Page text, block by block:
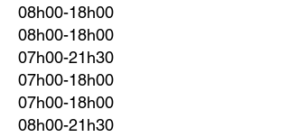
08h00-18h00
08h00-18h00
07h00-21h30
07h00-18h00
07h00-18h00
08h00-21h30